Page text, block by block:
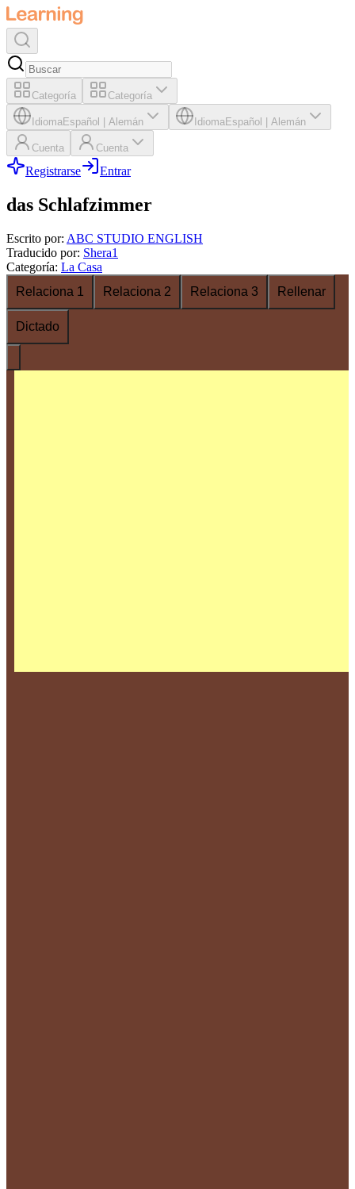
Categoría Categoría
IdiomaEspañol Alemán IdiomaEspañol Alemán
Cuenta Cuenta
Registrarse Entrar
das Schlafzimmer
Escrito por: ABC STUDIO ENGLISH
Traducido por: Shera1
Categoría: La Casa
Relaciona 1
Relaciona 2 Relaciona 3 Rellenar
Dictado